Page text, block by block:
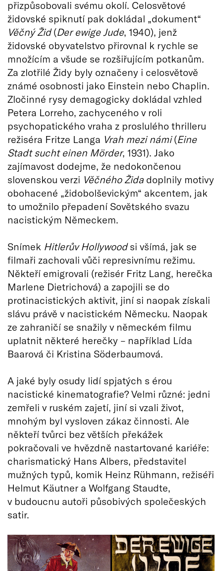
přizpůsobovali svému okolí. Celosvětové
židovské spiknutí pak dokládal „dokument“
Věčný Žid(Der ewige Jude, 1940), jenž
židovské obyvatelstvo přirovnal k rychle se
množícím a všude se rozšiřujícím potkanům.
Za zlotřilé Židy byly označeny i celosvětově
známé osobnosti jako Einstein nebo Chaplin.
Zločinné rysy demagogicky dokládal vzhled
Petera Lorreho, zachyceného v roli
psychopatického vraha z proslulého thrilleru
režiséra Fritze Langa Vrah mezi námi(Eine
Stadt sucht einen Mörder, 1931). Jako
zajímavost dodejme, že nedokončenou
slovenskou verzi Věčného Žida doplnily motivy
obohacené „židobolševickým“ akcentem, jak
to umožnilo přepadení Sovětského svazu
nacistickým Německem.
Snímek Hitlerův Hollywoodsi všímá, jak se
filmaři zachovali vůči represivnímu režimu.
Někteří emigrovali (režisér Fritz Lang, herečka
Marlene Dietrichová) a zapojili se do
protinacistických aktivit, jiní si naopak získali
slávu právě v nacistickém Německu. Naopak
ze zahraničí se snažily v německém filmu
uplatnit některé herečky – například Lída
Baarová či Kristina Söderbaumová.
A jaké byly osudy lidí spjatých s érou
nacistické kinematografie? Velmi různé: jedni
zemřeli v ruském zajetí, jiní si vzali život,
mnohým byl vysloven zákaz činnosti. Ale
někteří tvůrci bez větších překážek
pokračovali ve hvězdně nastartované kariéře:
charismatický Hans Albers, představitel
mužných typů, komik Heinz Rühmann, režiséři
Helmut Käutner a Wolfgang Staudte,
v budoucnu autoři působivých společeských
satir.